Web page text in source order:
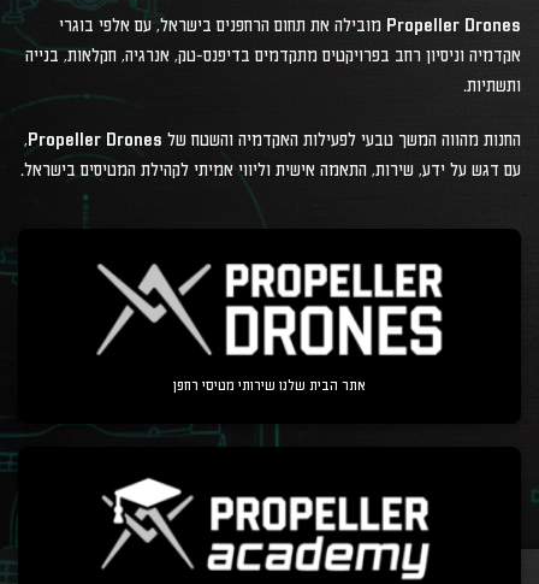
Propeller Drones מובילה את תחום הרחפנים בישראל, עם אלפי בוגרי
אקדמיה וניסיון רחב בפרויקטים מתקדמים בדיפנס-טק, אנרגיה, חקלאות, בנייה
ותשתיות.
החנות מהווה המשך טבעי לפעילות האקדמיה והשטח של Propeller Drones,
עם דגש על ידע, שירות, התאמה אישית וליווי אמיתי לקהילת המטיסים בישראל.
אתר הבית שלנו שירותי מטיסי רחפן